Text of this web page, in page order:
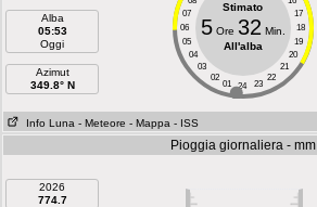
Alba
05:53
Oggi
Azimut
349.8° N
07
17
06
18
05
19
04
20
03
21
02
22
01 23
24
Stimato
5Ore 32 Min.
All'alba
Info Luna - Meteore - Mappa - ISS
Pioggia giornaliera - mm
2026
774.7